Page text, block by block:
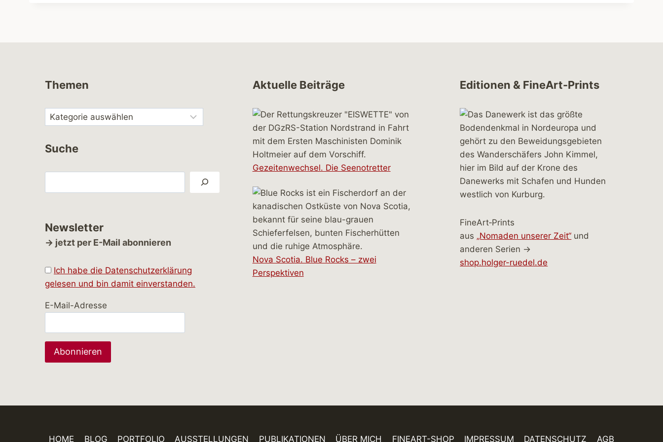
Themen
Suche
Newsletter
→ jetzt per E-Mail abonnieren
Ich habe die Datenschutzerklärung
gelesen und bin damit einverstanden.
E-Mail-Adresse
Aktuelle Beiträge
Gezeitenwechsel. Die Seenotretter
Nova Scotia. Blue Rocks – zwei
Perspektiven
Editionen & FineArt-Prints
FineArt‑Prints
aus „Nomaden unserer Zeit“ und
anderen Serien →
shop.holger-ruedel.de
HOME BLOG PORTFOLIO AUSSTELLUNGEN PUBLIKATIONEN ÜBER MICH FINEART-SHOP IMPRESSUM DATENSCHUTZ AGB